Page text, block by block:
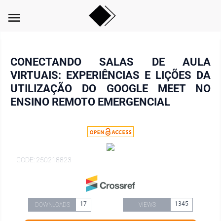
menu
CONECTANDO SALAS DE AULA
VIRTUAIS: EXPERIÊNCIAS E LIÇÕES DA
UTILIZAÇÃO DO GOOGLE MEET NO
ENSINO REMOTO EMERGENCIAL
CODE: 250218823
DOWNLOADS 17 VIEWS 1345